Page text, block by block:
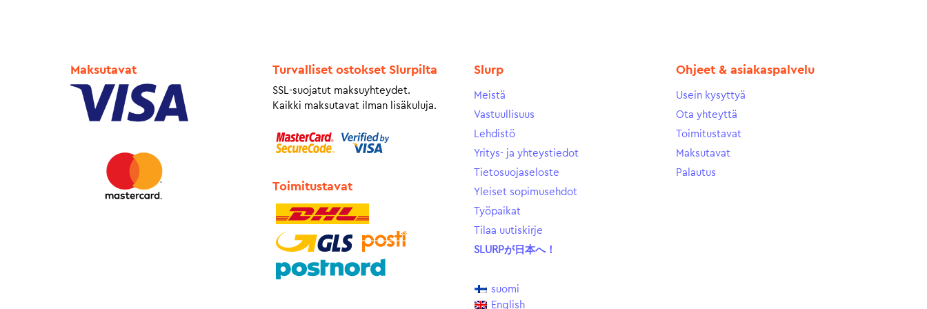
Maksutavat Turvalliset ostokset Slurpilta
SSL-suojatut maksuyhteydet.
Kaikki maksutavat ilman lisäkuluja.
Toimitustavat
Slurp
Meistä
Vastuullisuus
Lehdistö
Yritys- ja yhteystiedot
Tietosuojaseloste
Yleiset sopimusehdot
Työpaikat
Tilaa uutiskirje
SLURPが日本へ！
suomi
English
Ohjeet & asiakaspalvelu
Usein kysyttyä
Ota yhteyttä
Toimitustavat
Maksutavat
Palautus